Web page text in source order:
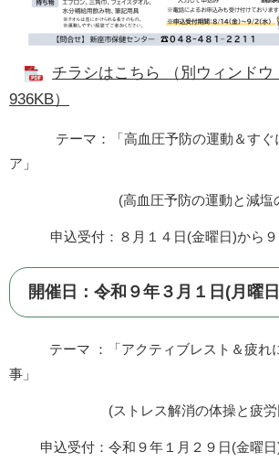
チラシはこちら （別ウィンドウ
936KB）
テーマ：「高血圧予防の運動＆す
ア」
(高血圧予防の運動と減塩
申込受付：８月１４日(金曜日)から９
開催日：令和９年３月１日(月曜
テーマ ：「アクティブレスト＆疲れ
事」
(ストレス解消の体操と疲労回
申込受付：令和９年１月２９日(金曜日)